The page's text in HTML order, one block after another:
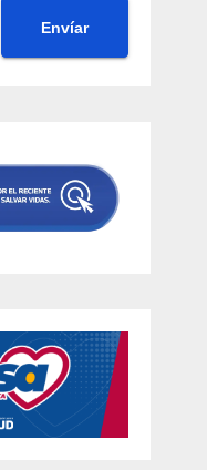
Envíar